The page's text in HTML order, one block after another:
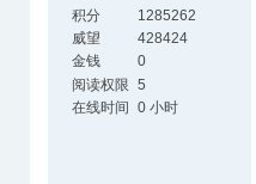
积分
1285262
威望
428424
金钱
0
阅读权限 5
在线时间 0 小时